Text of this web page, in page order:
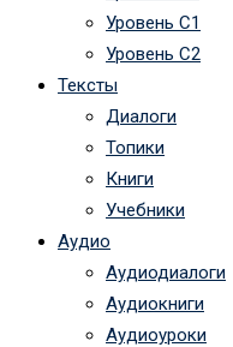
Уровень C1
Уровень C2
Тексты
Диалоги
Топики
Книги
Учебники
Аудио
Аудиодиалоги
Аудиокниги
Аудиоуроки